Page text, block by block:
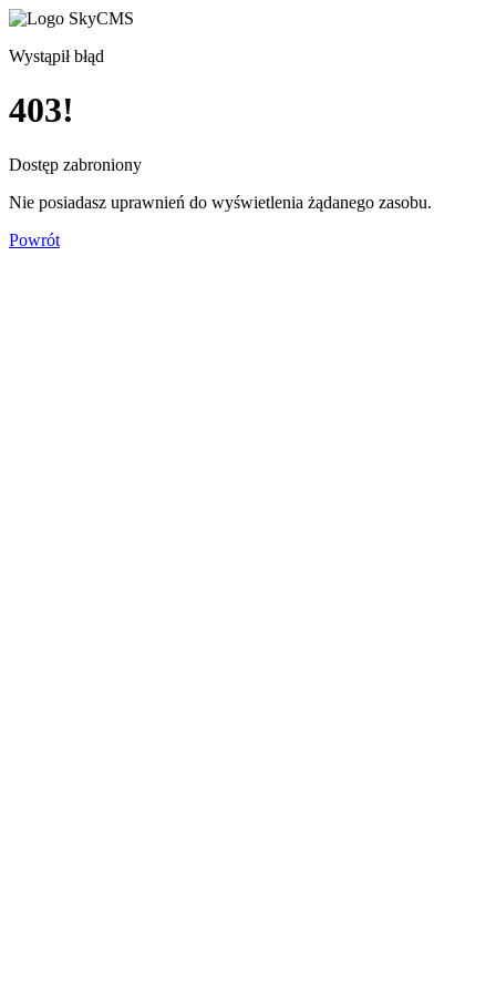
Wystąpił błąd
403!
Dostęp zabroniony
Nie posiadasz uprawnień do wyświetlenia żądanego zasobu.
Powrót